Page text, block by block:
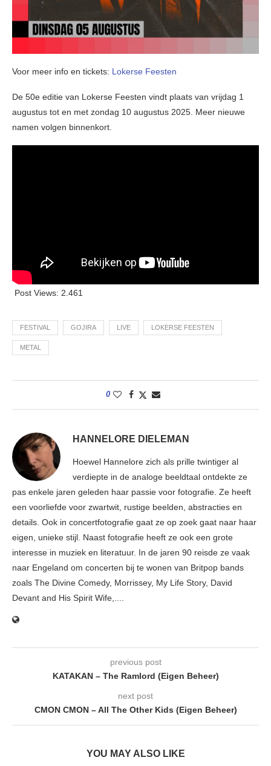
Voor meer info en tickets: Lokerse Feesten
De 50e editie van Lokerse Feesten vindt plaats van vrijdag 1
augustus tot en met zondag 10 augustus 2025. Meer nieuwe
namen volgen binnenkort.
Post Views: 2.461
FESTIVAL GOJIRA LIVE LOKERSE FEESTEN
METAL
0
HANNELORE DIELEMAN
Hoewel Hannelore zich als prille twintiger al
verdiepte in de analoge beeldtaal ontdekte ze
pas enkele jaren geleden haar passie voor fotografie. Ze heeft
een voorliefde voor zwartwit, rustige beelden, abstracties en
details. Ook in concertfotografie gaat ze op zoek gaat naar haar
eigen, unieke stijl. Naast fotografie heeft ze ook een grote
interesse in muziek en literatuur. In de jaren 90 reisde ze vaak
naar Engeland om concerten bij te wonen van Britpop bands
zoals The Divine Comedy, Morrissey, My Life Story, David
Devant and His Spirit Wife,....
previous post
KATAKAN – The Ramlord (Eigen Beheer)
next post
CMON CMON – All The Other Kids (Eigen Beheer)
YOU MAY ALSO LIKE